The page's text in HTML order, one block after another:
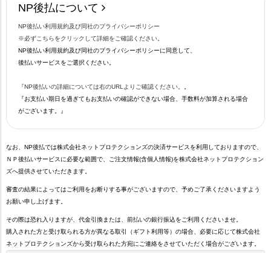
NP後払について
NP後払い利用規約及び同社のプライバシーポリシー
※必ずこちらをクリックして詳細をご確認ください。
NP後払い利用規約及び同社のプライバシーポリシーに同意して、
後払いサービスをご選択ください。
『NP後払いの詳細については右のURLよりご確認ください。
『お支払い期日を過ぎてもお支払いの確認ができない場合、手数料が加算される場合
がございます。』
なお、NP後払では株式会社ネットプロテクションズの決済サービスを利用しておりますので、
ＮＰ後払いサービスに必要な範囲で、ご注文情報(含個人情報)を株式会社ネットプロテクション
ズへ提供させていただきます。
審査の結果によってはご利用をお断りする事がございますので、予めご了承くださいますよう
お願い申し上げます。
その際は恐れ入りますが、代金引換または、前払いの銀行振込をご利用くださいませ。
購入された方と受け取られる方が異なる取引（ギフト利用等）の場合、必要に応じて株式会社
ネットプロテクションズから受け取られた方宛にご連絡をさせていただく場合がございます。